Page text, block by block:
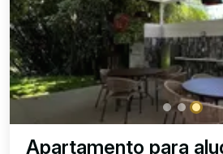
Apartamento para